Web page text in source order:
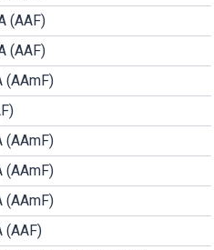
(AAF)
(AAF)
(AAmF)
(AAmF)
(AAmF)
(AAmF)
(AAF)